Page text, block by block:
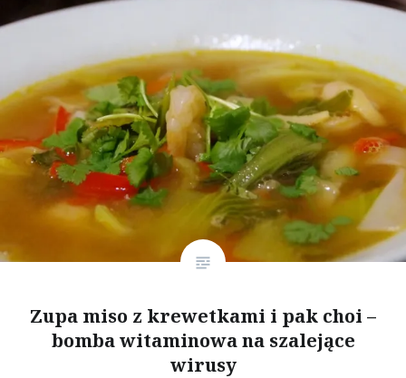
Zupa miso z krewetkami i pak choi –
bomba witaminowa na szalejące
wirusy